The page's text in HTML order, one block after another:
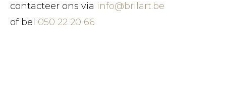
contacteer ons via info@brilart.be
of bel 050 22 20 66